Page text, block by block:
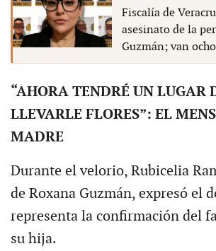
Fiscalía de
asesinato de la
Guzmán; van
“AHORA TENDRÉ UN LUGAR
LLEVARLE FLORES”: EL
MADRE
Durante el velorio, Rubicelia
de Roxana Guzmán, expresó el
representa la confirmación del
su hija.